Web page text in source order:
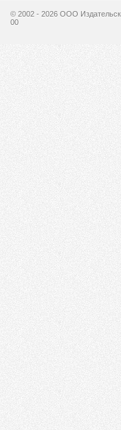
© 2002 - 2026 OOO
00